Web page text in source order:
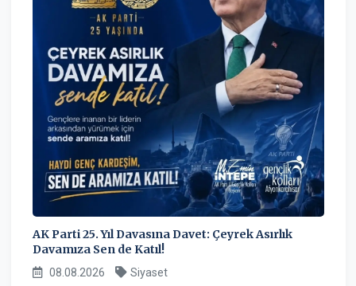
AK Parti 25. Yıl Davasına Davet: Çeyrek Asırlık
Davamıza Sen de Katıl!
08.08.2026 Siyaset